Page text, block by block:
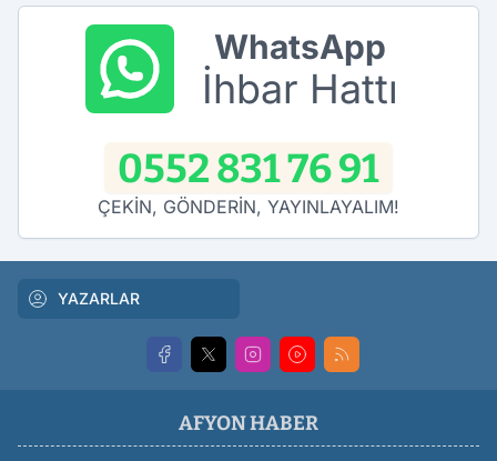
WhatsApp
İhbar Hattı
0552 831 76 91
ÇEKİN, GÖNDERİN, YAYINLAYALIM!
YAZARLAR
AFYON HABER